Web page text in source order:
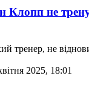
Клопп не
тренер, не
2025, 18:01